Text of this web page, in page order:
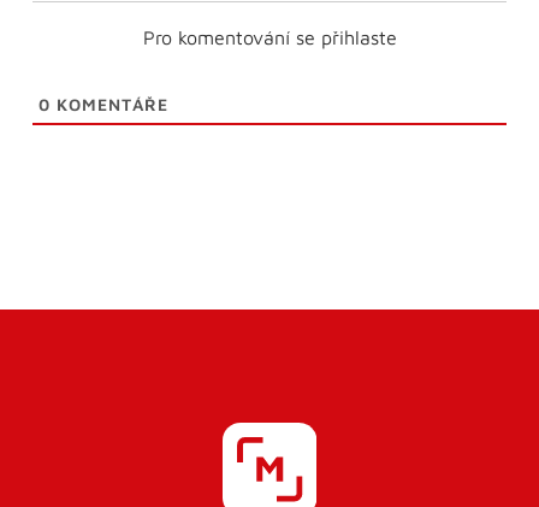
Pro komentování se přihlaste
0 KOMENTÁŘE